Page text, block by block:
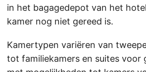
in het bagagedepot van het
kamer nog niet gereed is.
Kamertypen variëren van
tot familiekamers en suites voor